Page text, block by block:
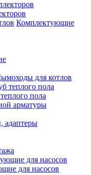
Комплектующие
для котлов
пола
арматуры
адаптеры
для насосов